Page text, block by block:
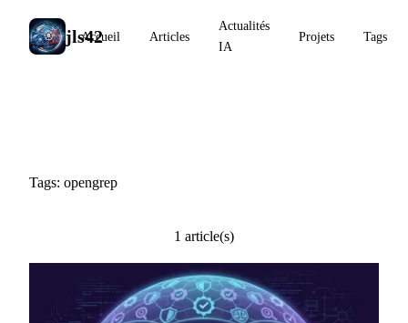
jls42
Accueil Articles
Actualités
IA
Projets Tags
Tags: opengrep
1 article(s)